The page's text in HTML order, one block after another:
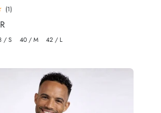
(1)1
/ S 40 / M 42 / L